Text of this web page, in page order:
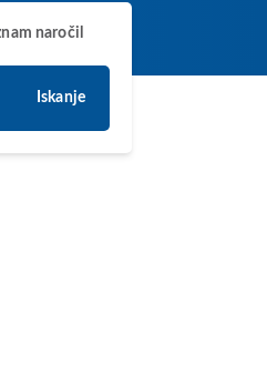
naročil
Iskanje